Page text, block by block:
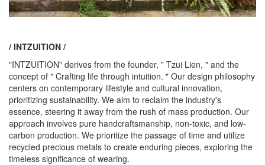
/ INTZUITION /
"INTZUITION" derives from the founder, " Tzui Lien, " and the
concept of " Crafting life through intuition. " Our design philosophy
centers on contemporary lifestyle and cultural innovation,
prioritizing sustainability. We aim to reclaim the industry's
essence, steering it away from the rush of mass production. Our
approach involves pure handcraftsmanship, non-toxic, and low-
carbon production. We prioritize the passage of time and utilize
recycled precious metals to create enduring pieces, exploring the
timeless significance of wearing.